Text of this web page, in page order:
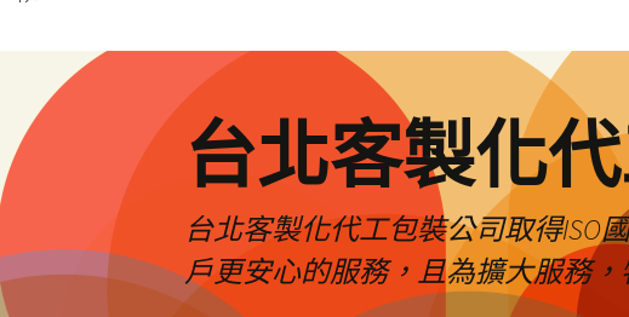
台北客製化
台北客製化代工包裝公司取得ISO
戶更安心的服務，且為擴大服務